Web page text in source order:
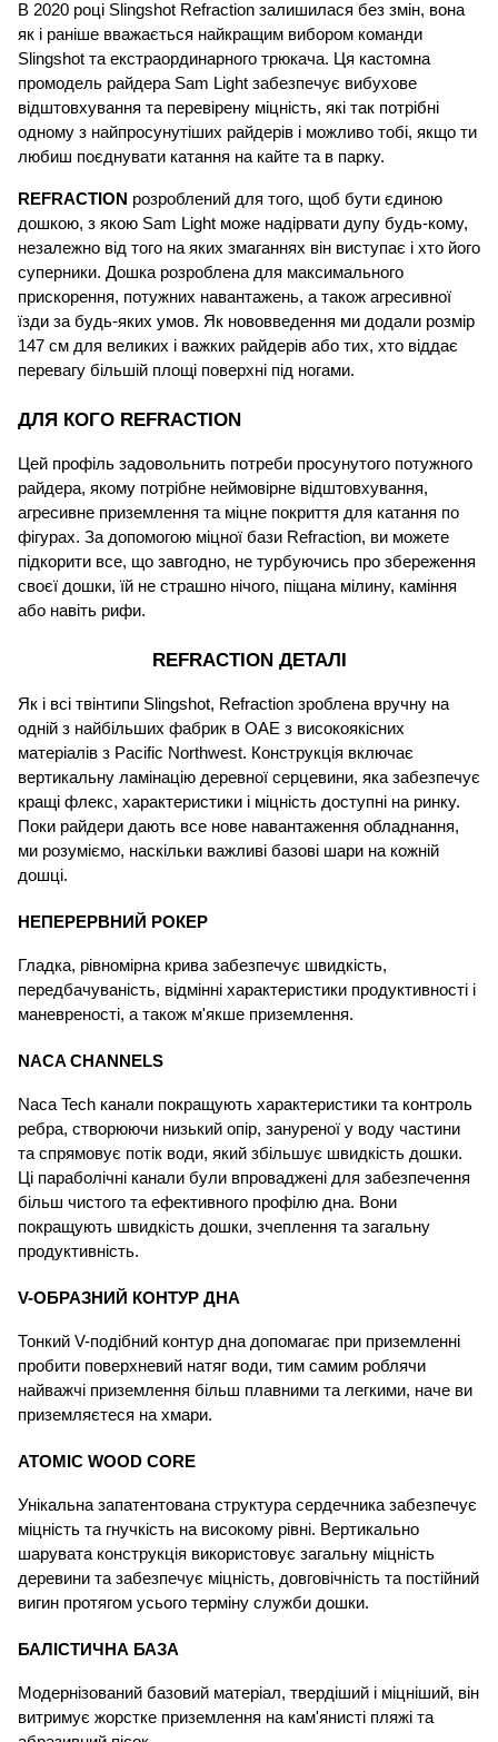
В 2020 році Slingshot Refraction залишилася без змін, вона
як і раніше вважається найкращим вибором команди
Slingshot та екстраординарного трюкача. Ця кастомна
промодель райдера Sam Light забезпечує вибухове
відштовхування та перевірену міцність, які так потрібні
одному з найпросунутіших райдерів і можливо тобі, якщо ти
любиш поєднувати катання на кайте та в парку.
REFRACTION розроблений для того, щоб бути єдиною
дошкою, з якою Sam Light може надірвати дупу будь-кому,
незалежно від того на яких змаганнях він виступає і хто його
суперники. Дошка розроблена для максимального
прискорення, потужних навантажень, а також агресивної
їзди за будь-яких умов. Як нововведення ми додали розмір
147 см для великих і важких райдерів або тих, хто віддає
перевагу більшій площі поверхні під ногами.
ДЛЯ КОГО REFRACTION
Цей профіль задовольнить потреби просунутого потужного
райдера, якому потрібне неймовірне відштовхування,
агресивне приземлення та міцне покриття для катання по
фігурах. За допомогою міцної бази Refraction, ви можете
підкорити все, що завгодно, не турбуючись про збереження
своєї дошки, їй не страшно нічого, піщана мілину, каміння
або навіть рифи.
REFRACTION ДЕТАЛІ
Як і всі твінтипи Slingshot, Refraction зроблена вручну на
одній з найбільших фабрик в ОАЕ з високоякісних
матеріалів з Pacific Northwest. Конструкція включає
вертикальну ламінацію деревної серцевини, яка забезпечує
кращі флекс, характеристики і міцність доступні на ринку.
Поки райдери дають все нове навантаження обладнання,
ми розуміємо, наскільки важливі базові шари на кожній
дошці.
НЕПЕРЕРВНИЙ РОКЕР
Гладка, рівномірна крива забезпечує швидкість,
передбачуваність, відмінні характеристики продуктивності і
маневреності, а також м'якше приземлення.
NACA CHANNELS
Naca Tech канали покращують характеристики та контроль
ребра, створюючи низький опір, зануреної у воду частини
та спрямовує потік води, який збільшує швидкість дошки.
Ці параболічні канали були впроваджені для забезпечення
більш чистого та ефективного профілю дна. Вони
покращують швидкість дошки, зчеплення та загальну
продуктивність.
V-ОБРАЗНИЙ КОНТУР ДНА
Тонкий V-подібний контур дна допомагає при приземленні
пробити поверхневий натяг води, тим самим роблячи
найважчі приземлення більш плавними та легкими, наче ви
приземляєтеся на хмари.
ATOMIC WOOD CORE
Унікальна запатентована структура сердечника забезпечує
міцність та гнучкість на високому рівні. Вертикально
шарувата конструкція використовує загальну міцність
деревини та забезпечує міцність, довговічність та постійний
вигин протягом усього терміну служби дошки.
БАЛІСТИЧНА БАЗА
Модернізований базовий матеріал, твердіший і міцніший, він
витримує жорстке приземлення на кам'янисті пляжі та